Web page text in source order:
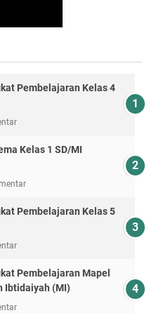
Pembelajaran Kelas 4
Kelas 1 SD/MI
Pembelajaran Kelas 5
Pembelajaran Mapel
Ibtidaiyah (MI)